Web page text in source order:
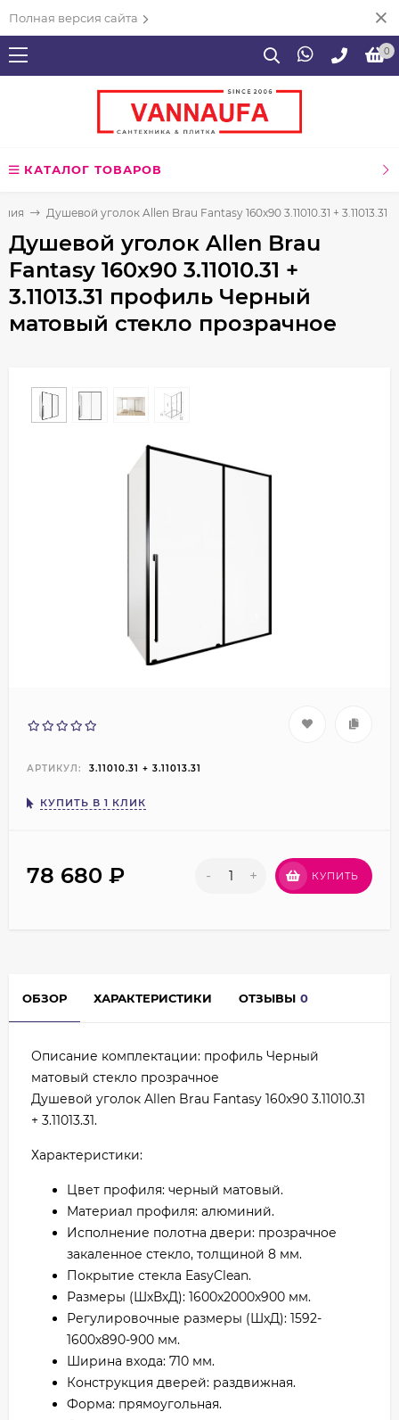
Полная версия сайта
0
КАТАЛОГ ТОВАРОВ
Душевой уголок Allen Brau Fantasy 160x90 3.11010.31 +
Душевой уголок Allen Brau
Fantasy 160x90 3.11010.31 +
3.11013.31 профиль Черный
матовый стекло прозрачное
АРТИКУЛ: 3.11010.31 + 3.11013.31
КУПИТЬ В 1 КЛИК
78 680 ₽ - + КУПИТЬ
ОБЗОР ХАРАКТЕРИСТИКИ ОТЗЫВЫ 0
Описание комплектации: профиль Черный
матовый стекло прозрачное
Душевой уголок Allen Brau Fantasy 160x90 3.11010.31
+ 3.11013.31.
Характеристики:
Цвет профиля: черный матовый.
Материал профиля: алюминий.
Исполнение полотна двери: прозрачное
закаленное стекло, толщиной 8 мм.
Покрытие стекла EasyClean.
Размеры (ШхВхД): 1600х2000х900 мм.
Регулировочные размеры (ШхД): 1592-
1600х890-900 мм.
Ширина входа: 710 мм.
Конструкция дверей: раздвижная.
Форма: прямоугольная.